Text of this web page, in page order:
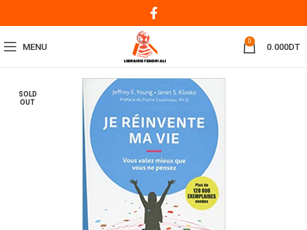
MENU
0
0.000DT
SOLD
OUT